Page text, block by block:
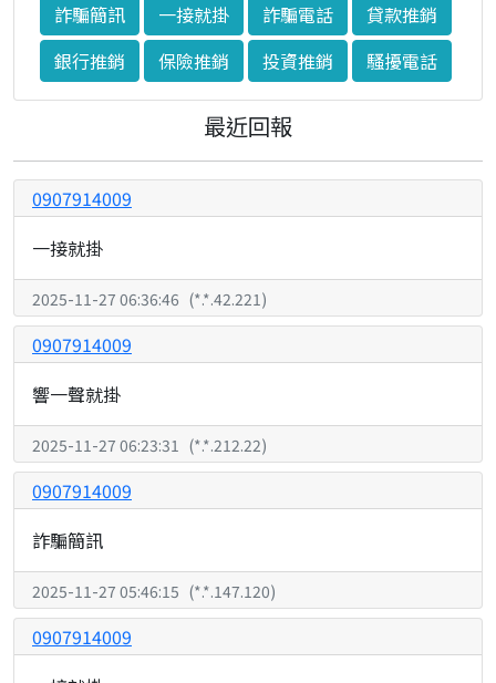
詐騙簡訊
一接就掛 詐騙電話
貸款推銷
銀行推銷
保險推銷 投資推銷 騷擾電話
最近回報
0907914009
一接就掛
2025-11-27 06:36:46 (*.*.42.221)
0907914009
響一聲就掛
2025-11-27 06:23:31 (*.*.212.22)
0907914009
詐騙簡訊
2025-11-27 05:46:15 (*.*.147.120)
0907914009